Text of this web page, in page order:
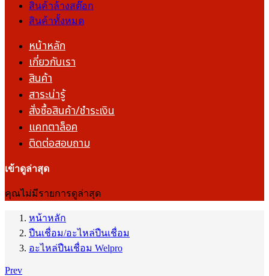
สินค้าล้างสต๊อก
สินค้าทั้งหมด
หน้าหลัก
เกี่ยวกับเรา
สินค้า
สาระน่ารู้
สั่งซื้อสินค้า/ชำระเงิน
แคทตาล็อค
ติดต่อสอบถาม
เข้าดูล่าสุด
คุณไม่มีรายการดูล่าสุด
หน้าหลัก
ปืนเชื่อม/อะไหล่ปืนเชื่อม
อะไหล่ปืนเชื่อม Welpro
Prev